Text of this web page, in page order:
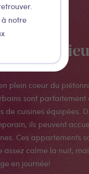
à notre
gites du
plein coeur du
sont parfaitement
de cuisines équipées.
ils peuvent
Ces appartements
assez calme la nuit,
en journée!